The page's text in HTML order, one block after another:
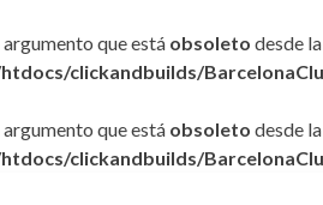
que está obsoleto desde
clickandbuilds/
que está obsoleto desde
clickandbuilds/